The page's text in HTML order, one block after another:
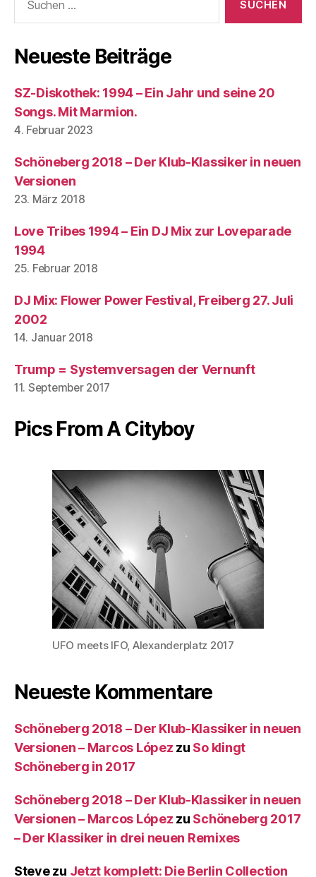
nach:
Neueste Beiträge
SZ-Diskothek: 1994 – Ein Jahr und seine 20
Songs. Mit Marmion.
4. Februar 2023
Schöneberg 2018 – Der Klub-Klassiker in neuen
Versionen
23. März 2018
Love Tribes 1994 – Ein DJ Mix zur Loveparade
1994
25. Februar 2018
DJ Mix: Flower Power Festival, Freiberg 27. Juli
2002
14. Januar 2018
Trump = Systemversagen der Vernunft
11. September 2017
Pics From A Cityboy
UFO meets IFO, Alexanderplatz 2017
Neueste Kommentare
Schöneberg 2018 – Der Klub-Klassiker in neuen
Versionen – Marcos López zu So klingt
Schöneberg in 2017
Schöneberg 2018 – Der Klub-Klassiker in neuen
Versionen – Marcos López zu Schöneberg 2017
– Der Klassiker in drei neuen Remixes
Stevezu Jetzt komplett: Die Berlin Collection